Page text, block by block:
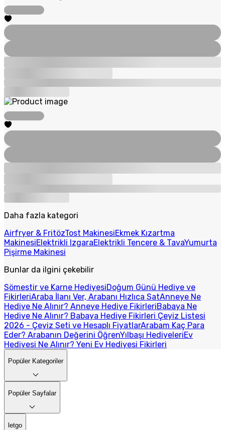
Daha fazla kategori
Airfryer & FritözTost MakinesiEkmek Kızartma
MakinesiElektrikli IzgaraElektrikli Tencere & TavaYumurta
Pişirme Makinesi
Bunlar da ilgini çekebilir
Sömestir ve Karne HediyesiDoğum Günü Hediye ve
FikirleriAraba İlanı Ver, Arabanı Hızlıca SatAnneye Ne
Hediye Ne Alınır? Anneye Hediye FikirleriBabaya Ne
Hediye Ne Alınır? Babaya Hediye Fikirleri Çeyiz Listesi
2026 - Çeyiz Seti ve Hesaplı FiyatlarArabam Kaç Para
Eder? Arabanın Değerini ÖğrenYılbaşı HediyeleriEv
Hediyesi Ne Alınır? Yeni Ev Hediyesi Fikirleri
Popüler Kategoriler
Popüler Sayfalar
letgo